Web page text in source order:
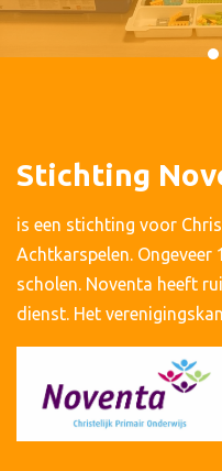
Stichting
is een stichting voor
Achtkarspelen. Ongeveer
scholen. Noventa heeft
dienst. Het